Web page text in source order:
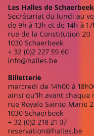
Les Halles de Schaerbeek
Secrétariat du lundi au
de 9h à 13h et de 14h à
rue de la Constitution 20
1030 Schaerbeek
+ 32 (0)2 227 59 60
info@halles.be
Billetterie
mercredi de 14h00 à
ainsi qu’1h avant
rue Royale Sainte-Marie
1030 Schaerbeek
+ 32 (0)2 218 21 07
reservation@halles.be